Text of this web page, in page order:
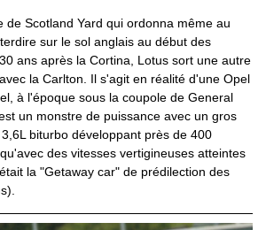
de Scotland Yard qui ordonna même au
sur le sol anglais au début des
ans après la Cortina, Lotus sort une autre
la Carlton. Il s'agit en réalité d'une Opel
à l'époque sous la coupole de General
un monstre de puissance avec un gros
biturbo développant près de 400
des vitesses vertigineuses atteintes
la "Getaway car" de prédilection des